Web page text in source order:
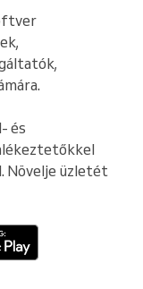
és
Növelje üzletét